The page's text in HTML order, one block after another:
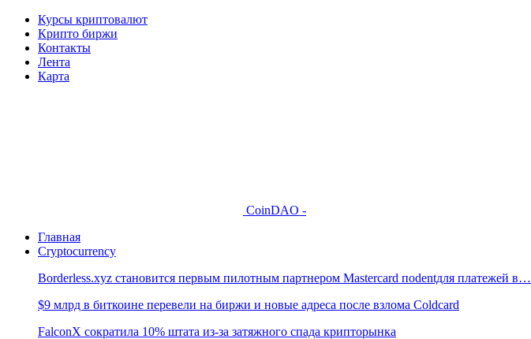
Курсы криптовалют
Крипто биржи
Контакты
Лента
Карта
CoinDAO -
Главная
Cryptocurrency
Borderless.xyz становится первым пилотным партнером Mastercard поdentдля платежей в…
$9 млрд в биткоине перевели на биржи и новые адреса после взлома Coldcard
FalconX сократила 10% штата из-за затяжного спада крипторынка